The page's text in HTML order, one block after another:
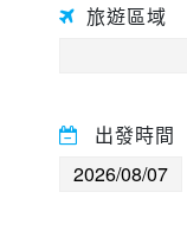
世界臻旅
旅遊區域
出發時間